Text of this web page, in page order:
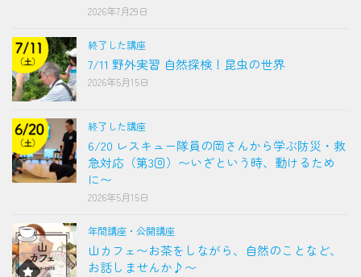
2026年7月29日
終了した講座
7/11 野外実習 自然探検！昆虫の世界
2026年5月15日
終了した講座
6/20 レスキュー隊員の岡さんから学ぶ防災・救
急対応（第3回）〜いざという時、動けるため
に〜
2026年5月15日
年間講座・公開講座
山カフェ〜お茶をしながら、自然のことなど、
お話しませんか♪〜